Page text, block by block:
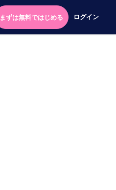
まずは無料ではじめる ログイン